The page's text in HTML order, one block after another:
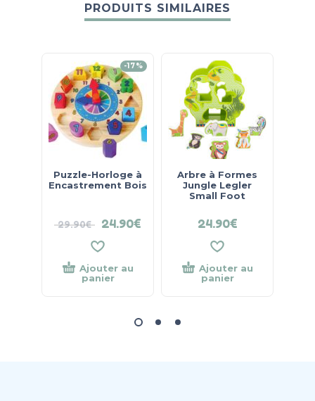
PRODUITS SIMILAIRES
-17%
Puzzle-Horloge à
Encastrement Bois
29.90€ 24.90€
Ajouter au
panier
Arbre à Formes
Jungle Legler
Small Foot
24.90€
Ajouter au
panier